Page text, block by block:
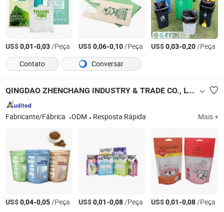
US$0,01-0,03/Peça US$0,06-0,10/Peça US$0,03-0,20/Peça
Contato
Conversar
QINGDAO ZHENCHANG INDUSTRY & TRADE CO., LTD.
Fabricante/Fábrica ODM Resposta Rápida Mais +
US$0,04-0,05/Peça US$0,01-0,08/Peça US$0,01-0,08/Peça